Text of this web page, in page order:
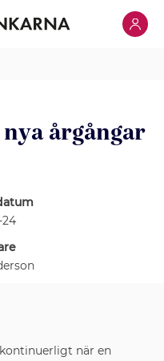
Klicka
årgångar
24
när en